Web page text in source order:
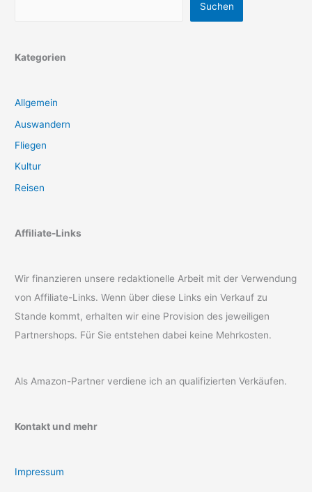
Suchen
Kategorien
Allgemein
Auswandern
Fliegen
Kultur
Reisen
Affiliate-Links
Wir finanzieren unsere redaktionelle Arbeit mit der Verwendung
von Affiliate-Links. Wenn über diese Links ein Verkauf zu
Stande kommt, erhalten wir eine Provision des jeweiligen
Partnershops. Für Sie entstehen dabei keine Mehrkosten.
Als Amazon-Partner verdiene ich an qualifizierten Verkäufen.
Kontakt und mehr
Impressum